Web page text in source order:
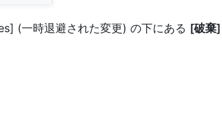
(一時退避された変更) の下にある [破棄]